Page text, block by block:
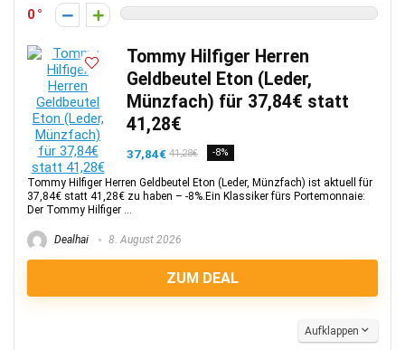
0
Tommy Hilfiger Herren
Geldbeutel Eton (Leder,
Münzfach) für 37,84€ statt
41,28€
37,84€ 41,28€ -8%
Tommy Hilfiger Herren Geldbeutel Eton (Leder, Münzfach) ist aktuell für
37,84€ statt 41,28€ zu haben – -8%.Ein Klassiker fürs Portemonnaie:
Der Tommy Hilfiger ...
Dealhai 8. August 2026
ZUM DEAL
Aufklappen